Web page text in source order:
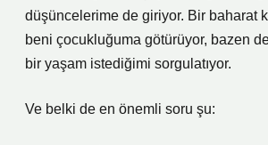
düşüncelerime de giriyor. Bir baharat
beni çocukluğuma götürüyor, bazen
bir yaşam istediğimi sorgulatıyor.
Ve belki de en önemli soru şu: